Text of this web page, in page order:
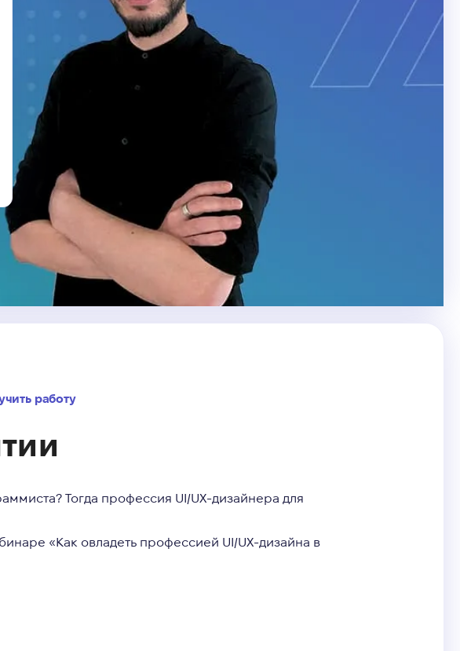
работу
Тогда профессия UI/UX-дизайнера для
«Как овладеть профессией UI/UX-дизайна в